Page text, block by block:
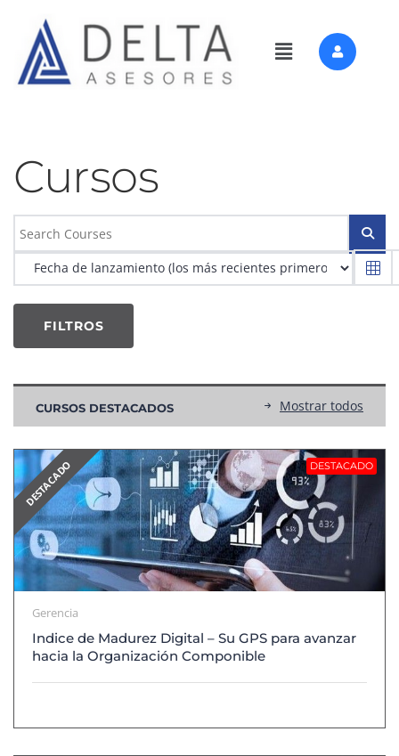
Cursos
FILTROS
CURSOS DESTACADOS Mostrar todos
DESTACADO DESTACADO
Gerencia
Indice de Madurez Digital – Su GPS para avanzar
hacia la Organización Componible